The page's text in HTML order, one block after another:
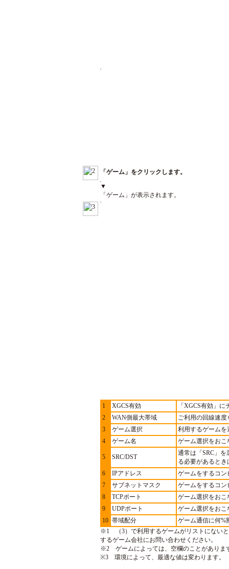
「ゲーム」をクリックします。
▼
「ゲーム」が表示されます。
1 XGCS有効
「XGCS有効」
2
WAN側最大帯域
ご利用の回線速
3
ゲーム選択
利用するゲームを
4
ゲーム名 ゲーム選択をお
5 SRC/DST
通常は「SRC」
る必要があると
6
IPアドレス
ゲームをするコ
7
サブネットマスク
ゲームをするコ
8
TCPポート
ゲーム選択をお
9
UDPポート
ゲーム選択をお
10 帯域配分
ゲーム通信に何
※1 （3）で利用するゲームがリストにない
するゲーム会社にお問い合わせください。
※2 ゲームによっては、空欄のことがありま
※3 環境によって、最適な値は変わります。